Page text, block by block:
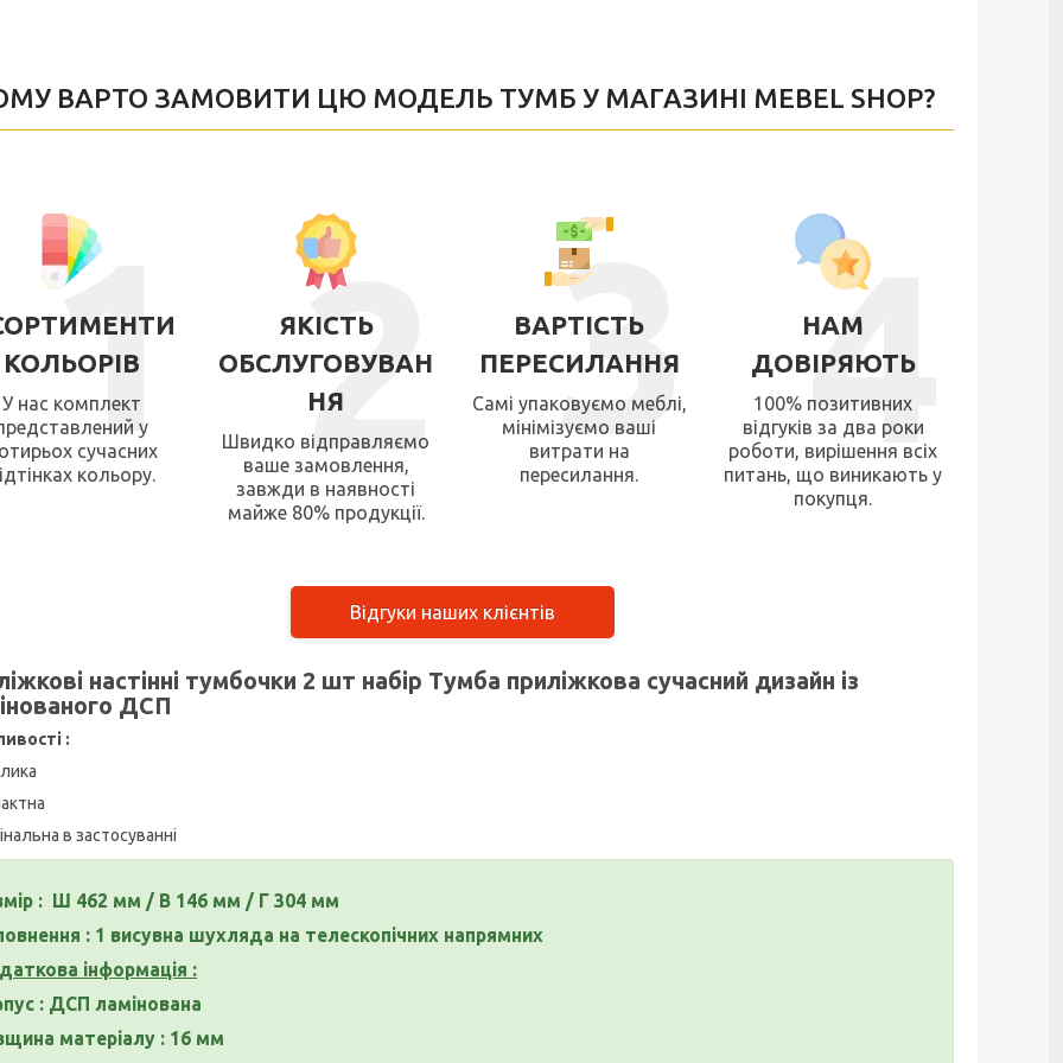
ВАРТО ЗАМОВИТИ ЦЮ МОДЕЛЬ ТУМБ У МАГАЗИНІ MEBEL SHOP?
1
КОЛЬОРІВ
У нас комплект
у
сучасних
кольору.
2
ЯКІСТЬ
ОБСЛУГОВУВАН
НЯ
Швидко відправляємо
ваше замовлення,
завжди в наявності
майже 80% продукції.
3
ВАРТІСТЬ
ПЕРЕСИЛАННЯ
Самі упаковуємо меблі,
мінімізуємо ваші
витрати на
пересилання.
4
НАМ
ДОВІРЯЮТЬ
100% позитивних
відгуків за два роки
роботи, вирішення всіх
питань, що виникають у
покупця.
Відгуки наших клієнтів
настінні тумбочки 2 шт набір Тумба приліжкова сучасний дизайн із
ДСП
:
в застосуванні
: Ш 462 мм / В 146 мм / Г 304 мм
: 1 висувна шухляда на телескопічних напрямних
інформація :
: ДСП ламінована
матеріалу : 16 мм